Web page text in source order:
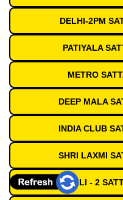
DELHI-2PM
PATIYALA
METRO
DEEP MALA
INDIA CLUB
SHRI LAXMI
GALI - 2